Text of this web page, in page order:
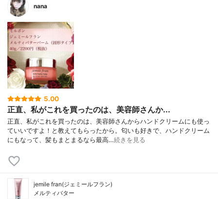
nana
5.00
正直、私がこれを買ったのは、美容師さんか...
正直、私がこれを買ったのは、美容師さんからハンドクリームにも使っ
ていいですよ！と教えてもらったから。匂いも好きで、ハンドクリーム
にもなって、髪もまとまるなら最高…続きを見る
jemile fran(ジェミールフラン)
メルティバター